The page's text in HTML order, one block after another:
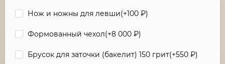
Нож и ножны для левши(+100 ₽)
Формованный чехол(+8 000 ₽)
Брусок для заточки (бакелит) 150 грит(+550 ₽)